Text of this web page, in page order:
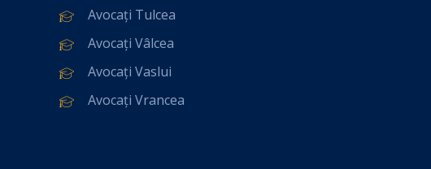
Avocați Tulcea
Avocați Vâlcea
Avocați Vaslui
Avocați Vrancea